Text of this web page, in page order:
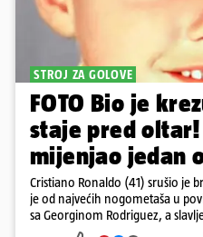
STROJ ZA GOLOVE
FOTO Bio je
staje pred oltar!
mijenjao jedan
Cristiano Ronaldo (41) srušio je
je od najvećih nogometaša u
sa Georginom Rodriguez, a